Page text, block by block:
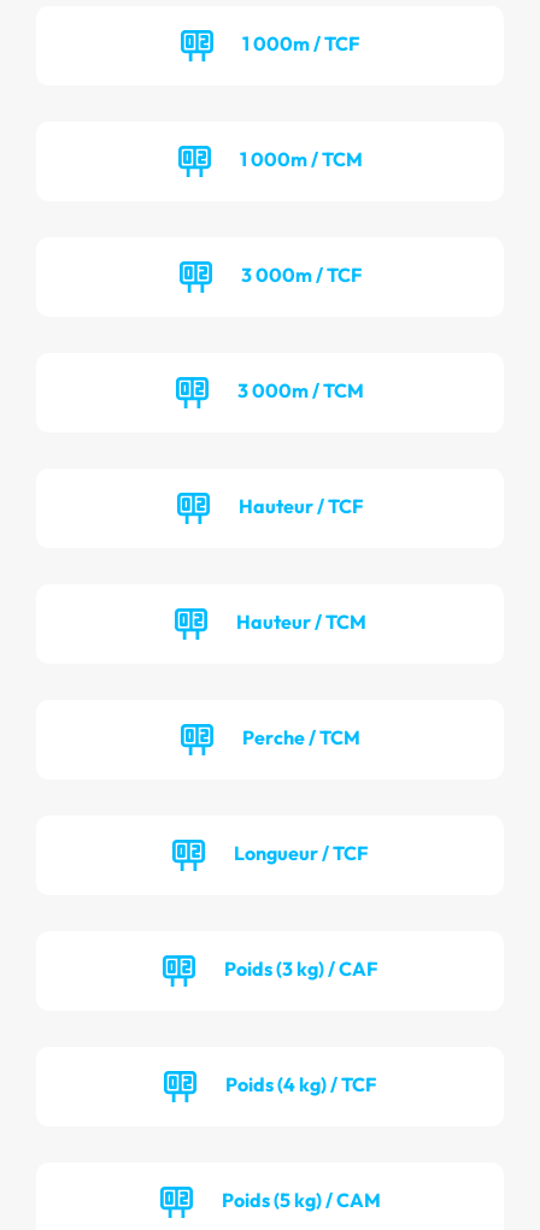
1 000m / TCF
1 000m / TCM
3 000m / TCF
3 000m / TCM
Hauteur / TCF
Hauteur / TCM
Perche / TCM
Longueur / TCF
Poids (3 kg) / CAF
Poids (4 kg) / TCF
Poids (5 kg) / CAM